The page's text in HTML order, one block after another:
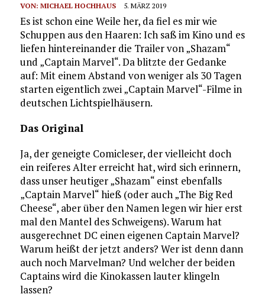
VON: MICHAEL HOCHHAUS 5. MÄRZ 2019
Es ist schon eine Weile her, da fiel es mir wie
Schuppen aus den Haaren: Ich saß im Kino und es
liefen hintereinander die Trailer von „Shazam“
und „Captain Marvel“. Da blitzte der Gedanke
auf: Mit einem Abstand von weniger als 30 Tagen
starten eigentlich zwei „Captain Marvel“-Filme in
deutschen Lichtspielhäusern.
Das Original
Ja, der geneigte Comicleser, der vielleicht doch
ein reiferes Alter erreicht hat, wird sich erinnern,
dass unser heutiger „Shazam“ einst ebenfalls
„Captain Marvel“ hieß (oder auch „The Big Red
Cheese“, aber über den Namen legen wir hier erst
mal den Mantel des Schweigens). Warum hat
ausgerechnet DC einen eigenen Captain Marvel?
Warum heißt der jetzt anders? Wer ist denn dann
auch noch Marvelman? Und welcher der beiden
Captains wird die Kinokassen lauter klingeln
lassen?